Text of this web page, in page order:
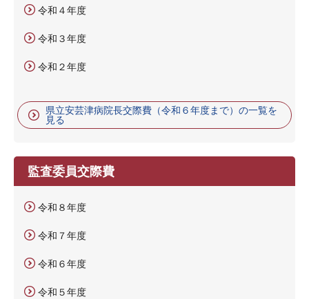
令和４年度
令和３年度
令和２年度
県立安芸津病院長交際費（令和６年度まで）の一覧を
見る
監査委員交際費
令和８年度
令和７年度
令和６年度
令和５年度